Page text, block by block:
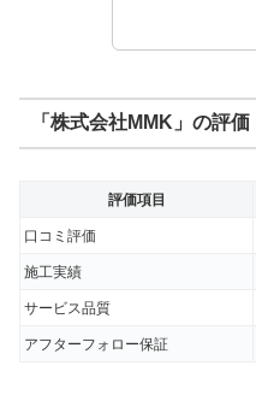
「株式会社MMK」の評価
評価項目
口コミ評価
施工実績
サービス品質
アフターフォロー保証